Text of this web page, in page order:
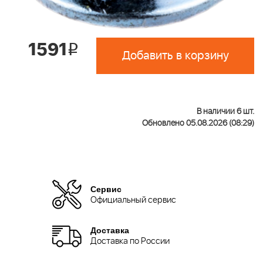
1591i Добавить в корзину
В наличии 6 шт.
Обновлено 05.08.2026 (08:29)
Сервис
Официальный сервис
Доставка
Доставка по России